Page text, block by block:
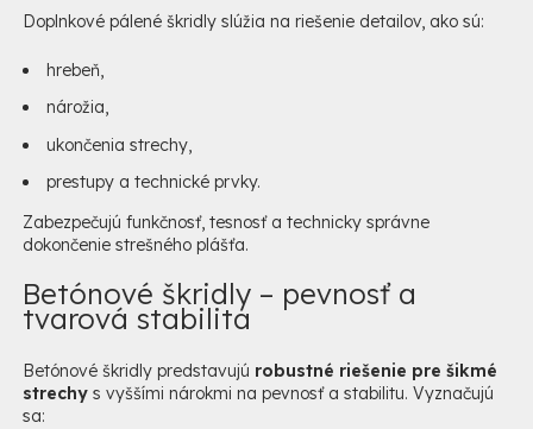
Doplnkové pálené škridly slúžia na riešenie detailov, ako sú:
hrebeň,
nárožia,
ukončenia strechy,
prestupy a technické prvky.
Zabezpečujú funkčnosť, tesnosť a technicky správne
dokončenie strešného plášťa.
Betónové škridly – pevnosť a
tvarová stabilita
Betónové škridly predstavujú robustné riešenie pre šikmé
strechy s vyššími nárokmi na pevnosť a stabilitu. Vyznačujú
sa: